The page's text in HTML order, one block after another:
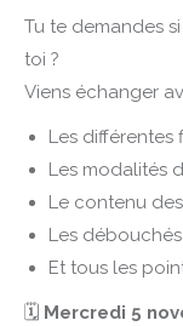
Tu te demandes
toi ?
Viens échanger
Les différentes
Les modalités
Le contenu
Les
Et tous les
🗓 Mercredi 5